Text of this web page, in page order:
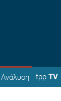
Ανάλυση tpp.TV